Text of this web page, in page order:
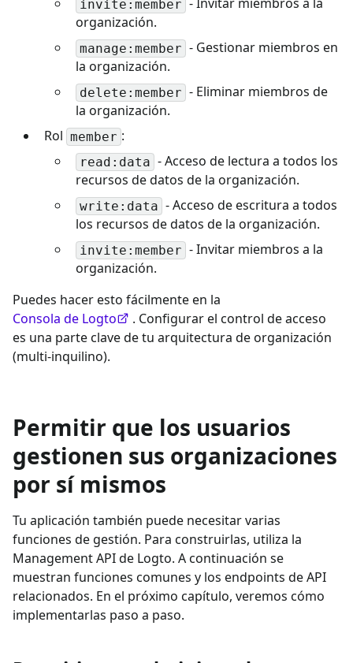
invite:member
organización.
manage:member - Gestionar miembros en
la organización.
delete:member - Eliminar miembros de
la organización.
Rol member :
read:data - Acceso de lectura a todos los
recursos de datos de la organización.
write:data - Acceso de escritura a todos
los recursos de datos de la organización.
invite:member - Invitar miembros a la
organización.
Puedes hacer esto fácilmente en la
Consola de Logto
. Configurar el control de acceso
es una parte clave de tu arquitectura de organización
(multi-inquilino).
Permitir que los usuarios
gestionen sus organizaciones
por sí mismos
Tu aplicación también puede necesitar varias
funciones de gestión. Para construirlas, utiliza la
Management API de Logto. A continuación se
muestran funciones comunes y los endpoints de API
relacionados. En el próximo capítulo, veremos cómo
implementarlas paso a paso.